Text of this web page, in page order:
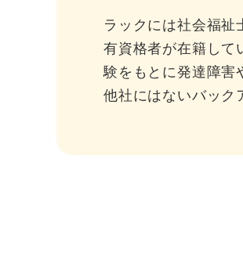
ラックには社会福祉
有資格者が在籍して
験をもとに発達障害
他社にはないバック